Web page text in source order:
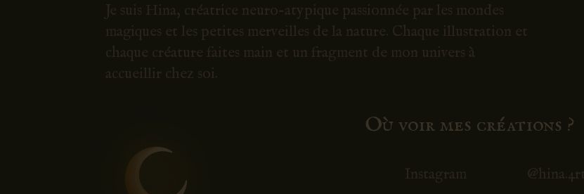
Je suis Hina, créatrice neuro-atypique passionnée par les mondes
magiques et les petites merveilles de la nature. Chaque illustration et
chaque créature faites main et un fragment de mon univers à
accueillir chez soi.
Où voir mes créations ?
Instagram @hina.4rt